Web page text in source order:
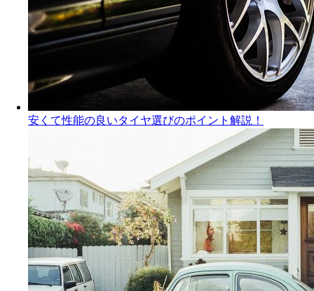
安くて性能の良いタイヤ選びのポイント解説！